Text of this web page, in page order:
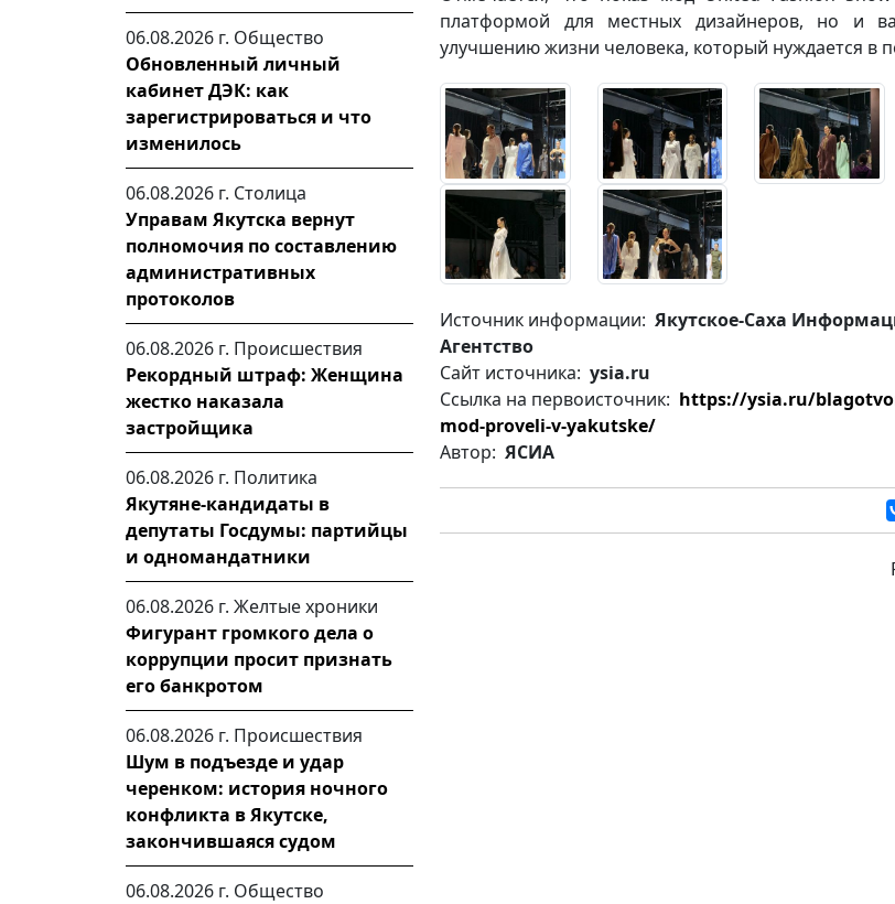
06.08.2026 г. Общество
Обновленный личный
кабинет ДЭК: как
зарегистрироваться и что
изменилось
06.08.2026 г. Столица
Управам Якутска вернут
полномочия по составлению
административных
протоколов
06.08.2026 г. Происшествия
Рекордный штраф: Женщина
жестко наказала
застройщика
06.08.2026 г. Политика
Якутяне-кандидаты в
депутаты Госдумы: партийцы
и одномандатники
06.08.2026 г. Желтые хроники
Фигурант громкого дела о
коррупции просит признать
его банкротом
06.08.2026 г. Происшествия
Шум в подъезде и удар
черенком: история ночного
конфликта в Якутске,
закончившаяся судом
06.08.2026 г. Общество
платформой для местных дизайнеров, но и
улучшению жизни человека, который нуждается в
Источник информации: Якутское-Саха
Агентство
Сайт источника: ysia.ru
Ссылка на первоисточник: https://ysia.ru/
mod-proveli-v-yakutske/
Автор: ЯСИА